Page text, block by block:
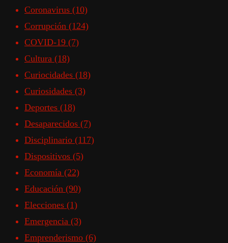
Coronavirus (10)
Corrupción (124)
COVID-19 (7)
Cultura (18)
Curiocidades (18)
Curiosidades (3)
Deportes (18)
Desaparecidos (7)
Disciplinario (117)
Dispositivos (5)
Economía (22)
Educación (90)
Elecciones (1)
Emergencia (3)
Emprenderismo (6)